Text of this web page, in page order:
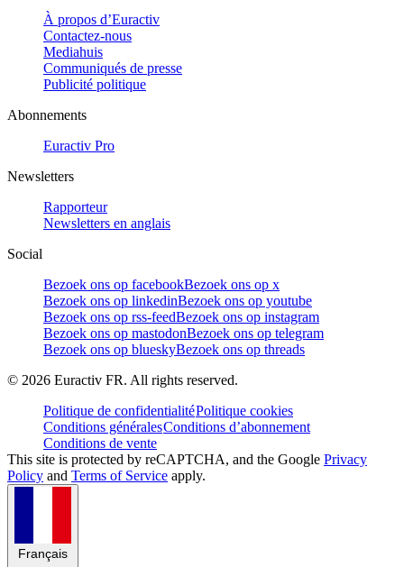
À propos d’Euractiv
Contactez-nous
Mediahuis
Communiqués de presse
Publicité politique
Abonnements
Euractiv Pro
Newsletters
Rapporteur
Newsletters en anglais
Social
Bezoek ons op facebookBezoek ons op x
Bezoek ons op linkedinBezoek ons op youtube
Bezoek ons op rss-feedBezoek ons op instagram
Bezoek ons op mastodonBezoek ons op telegram
Bezoek ons op blueskyBezoek ons op threads
© 2026 Euractiv FR. All rights reserved.
Politique de confidentialitéPolitique cookies
Conditions généralesConditions d’abonnement
Conditions de vente
This site is protected by reCAPTCHA, and the Google Privacy
Policy and Terms of Service apply.
Français